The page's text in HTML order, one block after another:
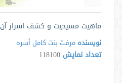
ماهیت مسیحیت و کشف اسرار آن
نویسنده مرفت بنت کامل أسره
تعداد نمایش 118100